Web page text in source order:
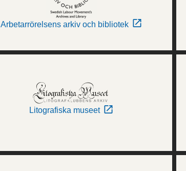
Arbetarrörelsens arkiv och bibliotek
Litografiska museet